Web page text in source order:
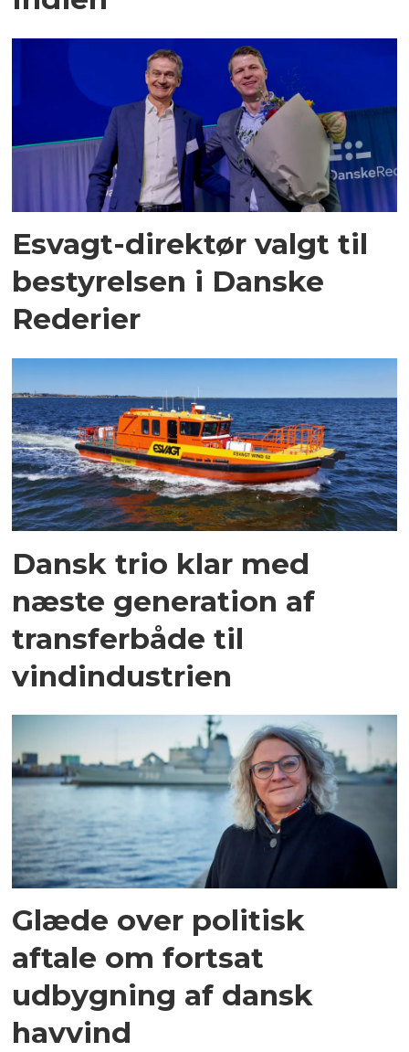
Esvagt-direktør valgt til
bestyrelsen i Danske
Rederier
Dansk trio klar med
næste generation af
transferbåde til
vindindustrien
Glæde over politisk
aftale om fortsat
udbygning af dansk
havvind